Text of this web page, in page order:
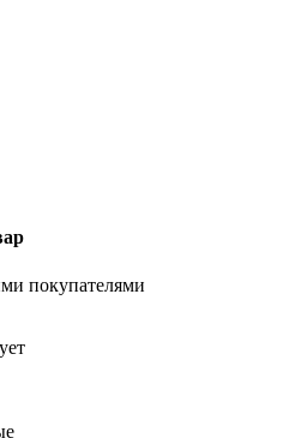
покупателями